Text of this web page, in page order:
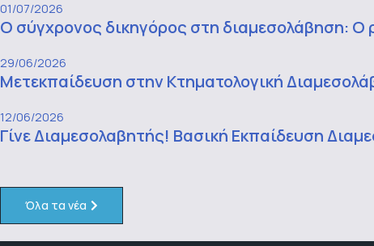
01/07/2026
Ο σύγχρονος δικηγόρος στη διαμεσολάβηση: Ο
29/06/2026
Μετεκπαίδευση στην Κτηματολογική
12/06/2026
Γίνε Διαμεσολαβητής! Βασική Εκπαίδευση
Όλα τα νέα